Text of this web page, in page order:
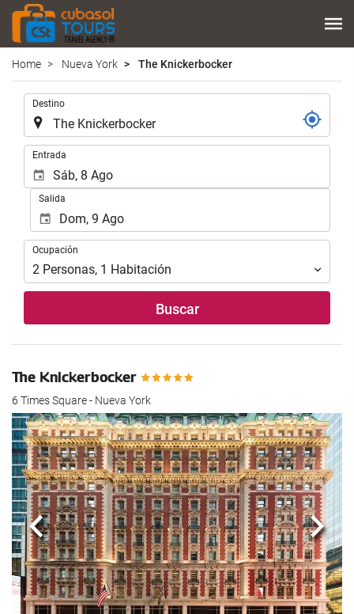
Home Nueva York The Knickerbocker
Introduzca
lugar
de
destino
en
que
realizar
búsqueda
de
Destino
Introduzca
las
fechas
inicio
fin
para
realizar
Entrada
Salida
Ocupación
Ocupación
2 Personas, 1 Habitación
Buscar
The Knickerbocker
6 Times Square - Nueva York
Anterior